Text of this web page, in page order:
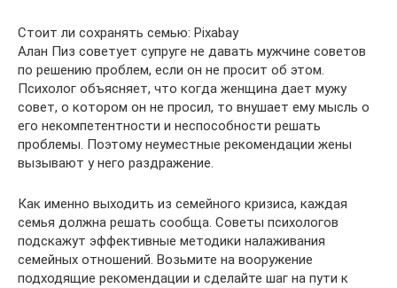
Стоит ли сохранять семью: Pixabay
Алан Пиз советует супруге не давать мужчине советов
по решению проблем, если он не просит об этом.
Психолог объясняет, что когда женщина дает мужу
совет, о котором он не просил, то внушает ему мысль о
его некомпетентности и неспособности решать
проблемы. Поэтому неуместные рекомендации жены
вызывают у него раздражение.
Как именно выходить из семейного кризиса, каждая
семья должна решать сообща. Советы психологов
подскажут эффективные методики налаживания
семейных отношений. Возьмите на вооружение
подходящие рекомендации и сделайте шаг на пути к